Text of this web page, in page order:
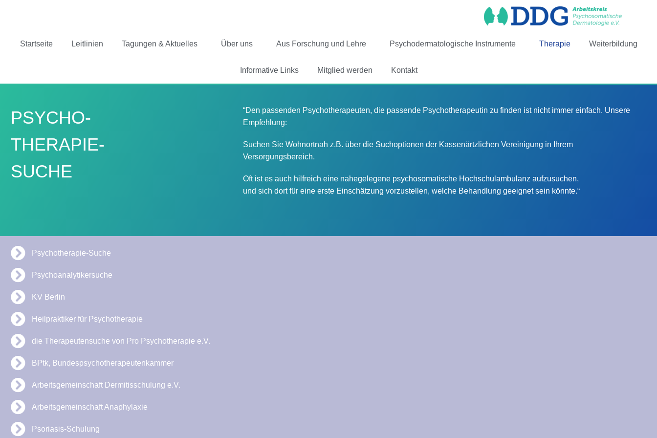
Startseite Leitlinien Tagungen & Aktuelles Über uns Aus Forschung und Lehre Psychodermatologische Instrumente Therapie Weiterbildung
Informative Links Mitglied werden Kontakt
PSYCHO-
THERAPIE-
SUCHE
“Den passenden Psychotherapeuten, die passende Psychotherapeutin zu finden ist nicht immer einfach. Unsere
Empfehlung:
Suchen Sie Wohnortnah z.B. über die Suchoptionen der Kassenärtzlichen Vereinigung in Ihrem
Versorgungsbereich.
Oft ist es auch hilfreich eine nahegelegene psychosomatische Hochschulambulanz aufzusuchen,
und sich dort für eine erste Einschätzung vorzustellen, welche Behandlung geeignet sein könnte.“
Psychotherapie-Suche
Psychoanalytikersuche
KV Berlin
Heilpraktiker für Psychotherapie
die Therapeutensuche von Pro Psychotherapie e.V.
BPtk, Bundespsychotherapeutenkammer
Arbeitsgemeinschaft Dermitisschulung e.V.
Arbeitsgemeinschaft Anaphylaxie
Psoriasis-Schulung